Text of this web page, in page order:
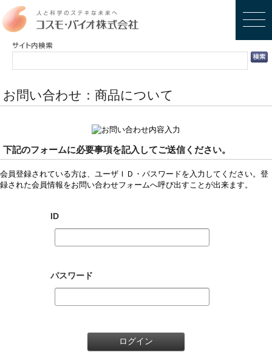
お問い合わせ：商品について
下記のフォームに必要事項を記入してご送信ください。
会員登録されている方は、ユーザＩＤ・パスワードを入力してください。登
録された会員情報をお問い合わせフォームへ呼び出すことが出来ます。
ID
パスワード